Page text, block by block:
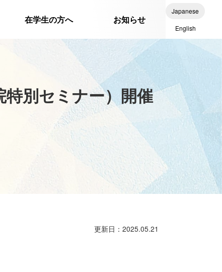
在学生の方へ お知らせ
Japanese
English
特別セミナー）開催
更新日：2025.05.21